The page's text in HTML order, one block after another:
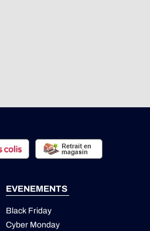
EVENEMENTS
Black Friday
Cyber Monday